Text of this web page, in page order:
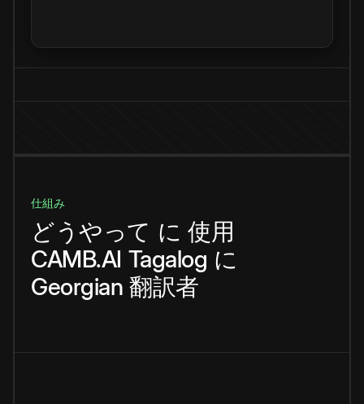
仕組み
どうやって に 使用
CAMB.AI Tagalog に
Georgian 翻訳者